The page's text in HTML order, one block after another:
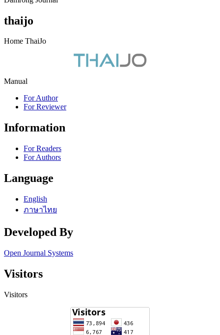
thaijo
Home ThaiJo
Manual
For Author
For Reviewer
Information
For Readers
For Authors
Language
English
ภาษาไทย
Developed By
Open Journal Systems
Visitors
Visitors